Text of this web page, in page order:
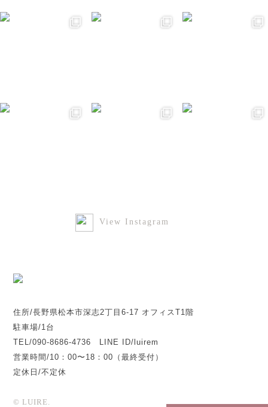
View Instagram
住所/長野県松本市深志2丁目6-17 オフィスT1階
駐車場/1台
TEL/090-8686-4736 LINE ID/luirem
営業時間/10：00〜18：00（最終受付）
定休日/不定休
© LUIRE.